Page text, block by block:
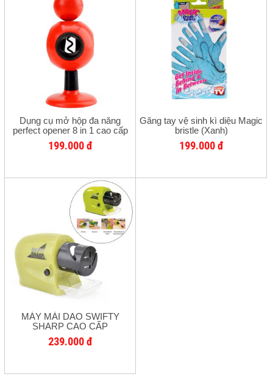
Dụng cụ mở hộp đa năng
perfect opener 8 in 1 cao cấp
199.000 đ
Găng tay vệ sinh kì diệu Magic
bristle (Xanh)
199.000 đ
MÁY MÀI DAO SWIFTY
SHARP CAO CẤP
239.000 đ